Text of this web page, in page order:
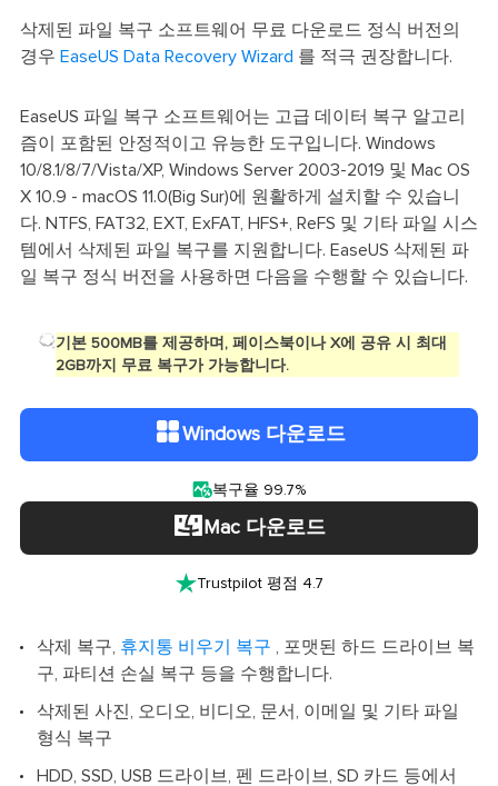
삭제된 파일 복구 소프트웨어 무료 다운로드 정식 버전의
경우 EaseUS Data Recovery Wizard 를 적극 권장합니다.
EaseUS 파일 복구 소프트웨어는 고급 데이터 복구 알고리
즘이 포함된 안정적이고 유능한 도구입니다. Windows
10/8.1/8/7/Vista/XP, Windows Server 2003-2019 및 Mac OS
X 10.9 - macOS 11.0(Big Sur)에 원활하게 설치할 수 있습니
다. NTFS, FAT32, EXT, ExFAT, HFS+, ReFS 및 기타 파일 시스
템에서 삭제된 파일 복구를 지원합니다. EaseUS 삭제된 파
일 복구 정식 버전을 사용하면 다음을 수행할 수 있습니다.
기본 500MB를 제공하며, 페이스북이나 X에 공유 시 최대
2GB까지 무료 복구가 가능합니다.
Windows 다운로드
복구율 99.7%
Mac 다운로드
Trustpilot 평점 4.7
삭제 복구, 휴지통 비우기 복구 , 포맷된 하드 드라이브 복
구, 파티션 손실 복구 등을 수행합니다.
삭제된 사진, 오디오, 비디오, 문서, 이메일 및 기타 파일
형식 복구
HDD, SSD, USB 드라이브, 펜 드라이브, SD 카드 등에서